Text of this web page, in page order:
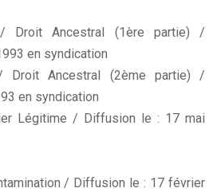
Droit Ancestral (1ère partie) /
en syndication
Droit Ancestral (2ème partie) /
en syndication
Légitime / Diffusion le : 17 mai
/ Diffusion le : 17 février